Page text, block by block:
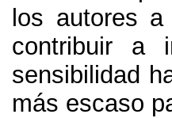
los autores
contribuir a
sensibilidad
más escaso